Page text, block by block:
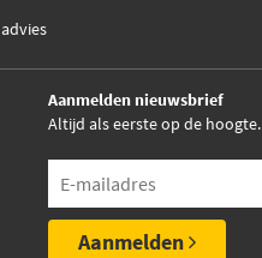
advies
Aanmelden nieuwsbrief
Altijd als eerste op de hoogte.
Aanmelden